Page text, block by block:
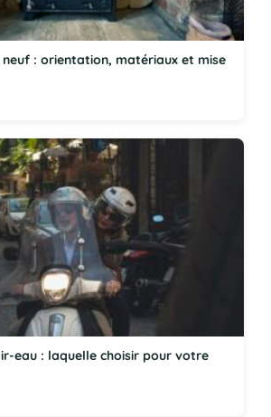
neuf : orientation, matériaux et mise
eau : laquelle choisir pour votre